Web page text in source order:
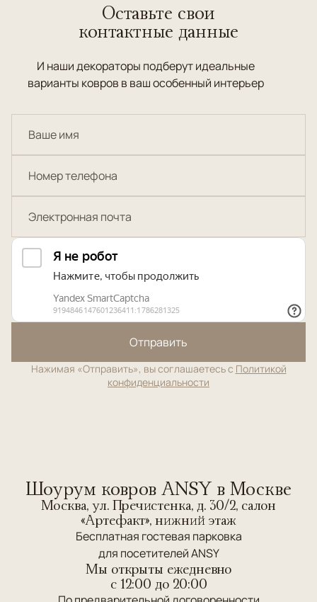
Оставьте свои
контактные данные
И наши декораторы подберут идеальные
варианты ковров в ваш особенный интерьер
Отправить
Нажимая «Отправить», вы соглашаетесь с Политикой
конфиденциальности
Шоурум ковров ANSY в Москве
Москва, ул. Пречистенка, д. 30/2, салон
«Артефакт», нижний этаж
Бесплатная гостевая парковка
для посетителей ANSY
Мы открыты ежедневно
c 12:00 до 20:00